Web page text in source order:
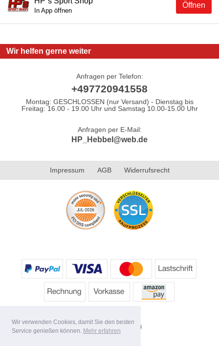
Wir verwenden Cookies, damit Sie den besten
Service genießen können. Mehr erfahren
Öffnen
In App öffnen
Wir helfen gerne weiter
Anfragen per Telefon:
+497720941558
Montag: GESCHLOSSEN (nur Versand) - Dienstag bis
Freitag: 16.00 - 19.00 Uhr und Samstag 10.00-15.00 Uhr
Anfragen per E-Mail:
HP_Hebbel@web.de
Impressum AGB Widerrufsrecht